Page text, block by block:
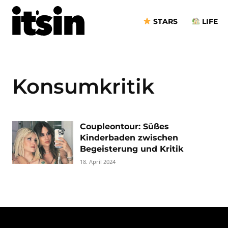
STARS LIFE
Konsumkritik
Coupleontour: Süßes
Kinderbaden zwischen
Begeisterung und Kritik
18. April 2024